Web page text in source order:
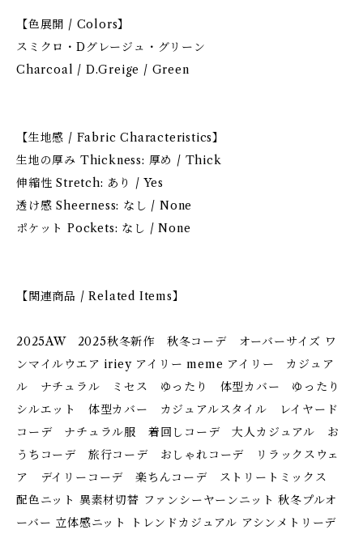
【色展開 / Colors】
スミクロ・Dグレージュ・グリーン
Charcoal / D.Greige / Green
【生地感 / Fabric Characteristics】
生地の厚み Thickness: 厚め / Thick
伸縮性 Stretch: あり / Yes
透け感 Sheerness: なし / None
ポケット Pockets: なし / None
【関連商品 / Related Items】
2025AW 2025秋冬新作 秋冬コーデ オーバーサイズ ワ
ンマイルウエア iriey アイリー meme アイリー カジュア
ル ナチュラル ミセス ゆったり 体型カバー ゆったり
シルエット 体型カバー カジュアルスタイル レイヤード
コーデ ナチュラル服 着回しコーデ 大人カジュアル お
うちコーデ 旅行コーデ おしゃれコーデ リラックスウェ
ア デイリーコーデ 楽ちんコーデ ストリートミックス
配色ニット 異素材切替 ファンシーヤーンニット 秋冬プルオ
ーバー 立体感ニット トレンドカジュアル アシンメトリーデ